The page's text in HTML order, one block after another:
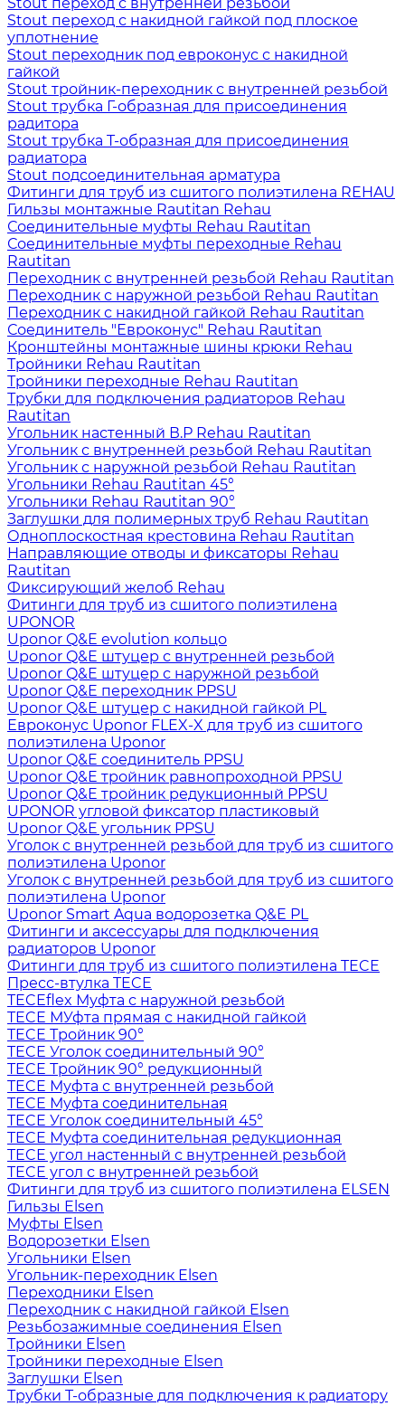
Stout переход с накидной гайкой под плоское
уплотнение
Stout переходник под евроконус с накидной
гайкой
Stout тройник-переходник с внутренней резьбой
Stout трубка Г-образная для присоединения
радитора
Stout трубка T-образная для присоединения
радиатора
Stout подсоединительная арматура
Фитинги для труб из сшитого полиэтилена REHAU
Гильзы монтажные Rautitan Rehau
Соединительные муфты Rehau Rautitan
Соединительные муфты переходные Rehau
Rautitan
Переходник с внутренней резьбой Rehau Rautitan
Переходник с наружной резьбой Rehau Rautitan
Переходник с накидной гайкой Rehau Rautitan
Соединитель "Евроконус" Rehau Rautitan
Кронштейны монтажные шины крюки Rehau
Тройники Rehau Rautitan
Тройники переходные Rehau Rautitan
Трубки для подключения радиаторов Rehau
Rautitan
Угольник настенный В.Р Rehau Rautitan
Угольник с внутренней резьбой Rehau Rautitan
Угольник с наружной резьбой Rehau Rautitan
Угольники Rehau Rautitan 45°
Угольники Rehau Rautitan 90°
Заглушки для полимерных труб Rehau Rautitan
Одноплоскостная крестовина Rehau Rautitan
Направляющие отводы и фиксаторы Rehau
Rautitan
Фиксирующий желоб Rehau
Фитинги для труб из сшитого полиэтилена
UPONOR
Uponor Q&E evolution кольцо
Uponor Q&E штуцер с внутренней резьбой
Uponor Q&E штуцер с наружной резьбой
Uponor Q&E переходник PPSU
Uponor Q&E штуцер с накидной гайкой PL
Евроконус Uponor FLEX-X для труб из сшитого
полиэтилена Uponor
Uponor Q&E соединитель PPSU
Uponor Q&E тройник равнопроходной PPSU
Uponor Q&E тройник редукционный PPSU
UPONOR угловой фиксатор пластиковый
Uponor Q&E угольник PPSU
Уголок с внутренней резьбой для труб из сшитого
полиэтилена Uponor
Уголок с внутренней резьбой для труб из сшитого
полиэтилена Uponor
Uponor Smart Aqua водорозетка Q&E PL
Фитинги и аксессуары для подключения
радиаторов Uponor
Фитинги для труб из сшитого полиэтилена TECE
Пресс-втулка TECE
TECEflex Муфта с наружной резьбой
TECE МУфта прямая с накидной гайкой
TECE Тройник 90°
TECE Уголок соединительный 90°
TECE Тройник 90° редукционный
TECE Муфта с внутренней резьбой
TECE Муфта соединительная
TECE Уголок соединительный 45°
TECE Муфта соединительная редукционная
TECE угол настенный с внутренней резьбой
TECE угол с внутренней резьбой
Фитинги для труб из сшитого полиэтилена ELSEN
Гильзы Elsen
Муфты Elsen
Водорозетки Elsen
Угольники Elsen
Угольник-переходник Elsen
Переходники Elsen
Переходник с накидной гайкой Elsen
Резьбозажимные соединения Elsen
Тройники Elsen
Тройники переходные Elsen
Заглушки Elsen
Трубки T-образные для подключения к радиатору